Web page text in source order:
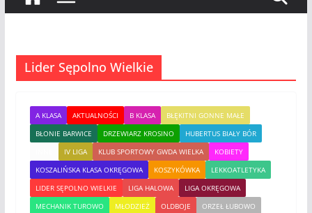
Lider Sępolno Wielkie
A KLASA AKTUALNOŚCI B KLASA
BŁĘKITNI GONNE MAŁE
BŁONIE BARWICE
DRZEWIARZ KROSINO
HUBERTUS BIAŁY BÓR
IV LIGA KLUB SPORTOWY GWDA WIELKA
KOBIETY
KOSZALIŃSKA KLASA OKRĘGOWA
KOSZYKÓWKA
LEKKOATLETYKA
LIDER SĘPOLNO WIELKIE
LIGA HALOWA
LIGA OKRĘGOWA
MECHANIK TUROWO
MŁODZIEŻ OLDBOJE
ORZEŁ ŁUBOWO